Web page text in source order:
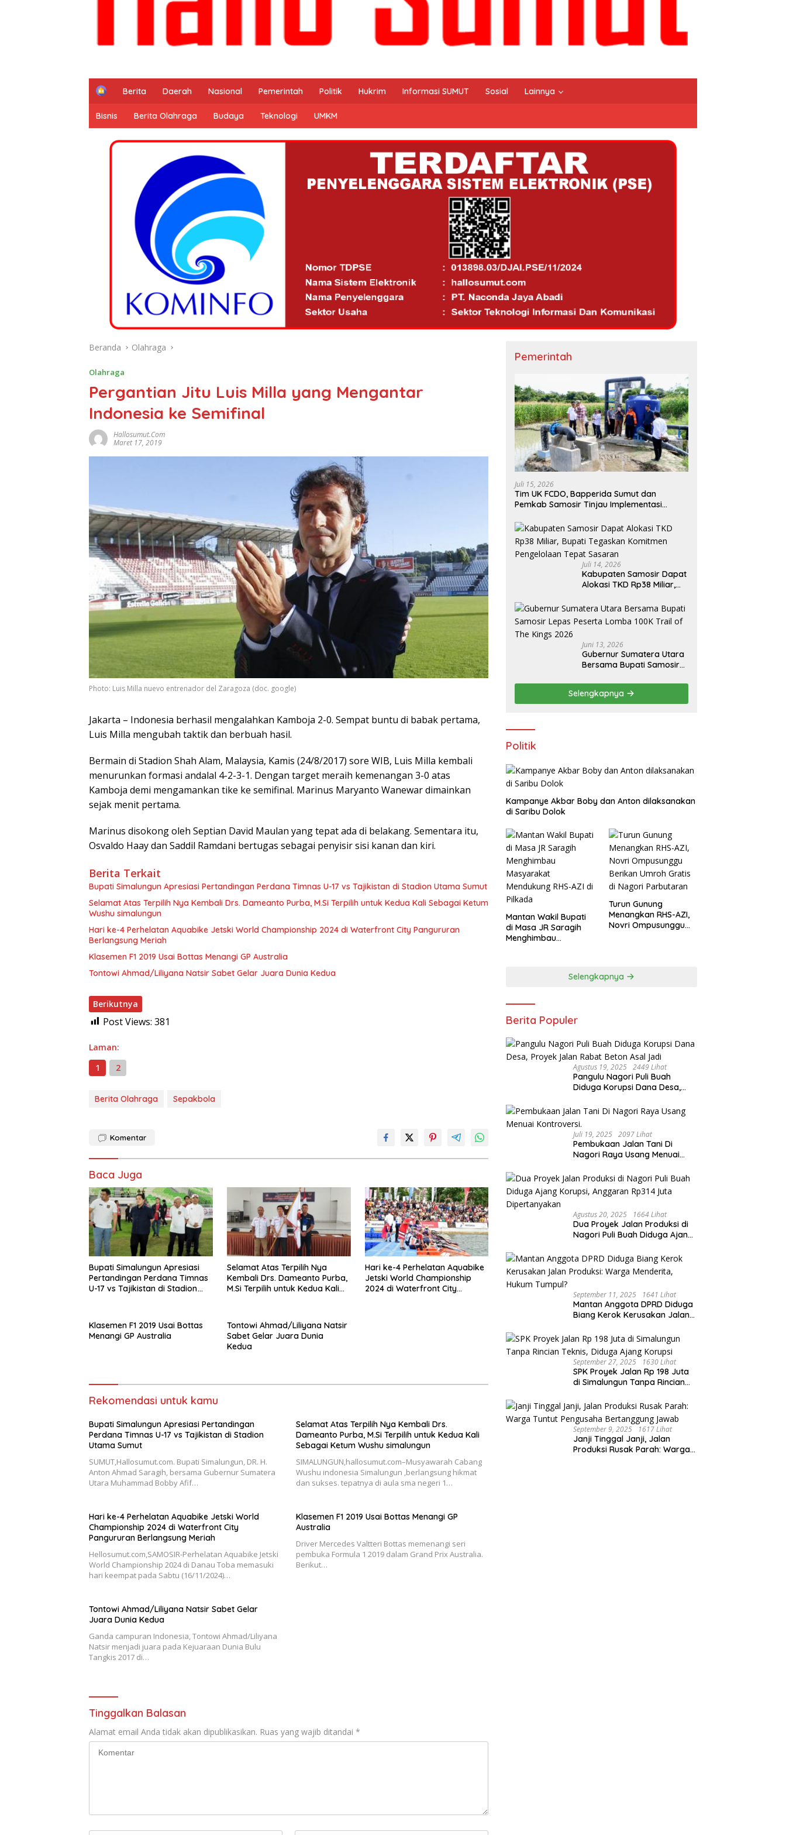
H
m
e
Berita Daerah Nasional Pemerintah Politik Hukrim Informasi SUMUT Sosial Lainnya
Bisnis Berita Olahraga Budaya Teknologi UMKM
Beranda Olahraga
Olahraga
Pergantian Jitu Luis Milla yang Mengantar
Indonesia ke Semifinal
Hallosumut.com
Maret 17, 2019
Photo: Luis Milla nuevo entrenador del Zaragoza (doc. google)
Jakarta – Indonesia berhasil mengalahkan Kamboja 2-0. Sempat buntu di babak pertama,
Luis Milla mengubah taktik dan berbuah hasil.
Bermain di Stadion Shah Alam, Malaysia, Kamis (24/8/2017) sore WIB, Luis Milla kembali
menurunkan formasi andalal 4-2-3-1. Dengan target meraih kemenangan 3-0 atas
Kamboja demi mengamankan tike ke semifinal. Marinus Maryanto Wanewar dimainkan
sejak menit pertama.
Marinus disokong oleh Septian David Maulan yang tepat ada di belakang. Sementara itu,
Osvaldo Haay dan Saddil Ramdani bertugas sebagai penyisir sisi kanan dan kiri.
Berita Terkait
Bupati Simalungun Apresiasi Pertandingan Perdana Timnas U-17 vs Tajikistan di Stadion Utama Sumut
Selamat Atas Terpilih Nya Kembali Drs. Dameanto Purba, M.Si Terpilih untuk Kedua Kali Sebagai Ketum
Wushu simalungun
Hari ke-4 Perhelatan Aquabike Jetski World Championship 2024 di Waterfront City Pangururan
Berlangsung Meriah
Klasemen F1 2019 Usai Bottas Menangi GP Australia
Tontowi Ahmad/Liliyana Natsir Sabet Gelar Juara Dunia Kedua
Berikutnya
Post Views: 381
Laman:
1
2
Berita Olahraga Sepakbola
Komentar
Baca Juga
Bupati Simalungun Apresiasi
Pertandingan Perdana Timnas
U-17 vs Tajikistan di Stadion
Selamat Atas Terpilih Nya
Kembali Drs. Dameanto Purba,
M.Si Terpilih untuk Kedua Kali
Hari ke-4 Perhelatan Aquabike
Jetski World Championship
2024 di Waterfront City
Klasemen F1 2019 Usai Bottas
Menangi GP Australia
Tontowi Ahmad/Liliyana Natsir
Sabet Gelar Juara Dunia
Kedua
Rekomendasi untuk kamu
Bupati Simalungun Apresiasi Pertandingan
Perdana Timnas U-17 vs Tajikistan di Stadion
Utama Sumut
SUMUT,Hallosumut.com. Bupati Simalungun, DR. H.
Anton Ahmad Saragih, bersama Gubernur Sumatera
Utara Muhammad Bobby Afif…
Selamat Atas Terpilih Nya Kembali Drs.
Dameanto Purba, M.Si Terpilih untuk Kedua Kali
Sebagai Ketum Wushu simalungun
SIMALUNGUN,hallosumut.com–Musyawarah Cabang
Wushu indonesia Simalungun ,berlangsung hikmat
dan sukses. tepatnya di aula sma negeri 1…
Hari ke-4 Perhelatan Aquabike Jetski World
Championship 2024 di Waterfront City
Pangururan Berlangsung Meriah
Hellosumut.com,SAMOSIR-Perhelatan Aquabike Jetski
World Championship 2024 di Danau Toba memasuki
hari keempat pada Sabtu (16/11/2024)…
Klasemen F1 2019 Usai Bottas Menangi GP
Australia
Driver Mercedes Valtteri Bottas memenangi seri
pembuka Formula 1 2019 dalam Grand Prix Australia.
Berikut…
Tontowi Ahmad/Liliyana Natsir Sabet Gelar
Juara Dunia Kedua
Ganda campuran Indonesia, Tontowi Ahmad/Liliyana
Natsir menjadi juara pada Kejuaraan Dunia Bulu
Tangkis 2017 di…
Tinggalkan Balasan
Alamat email Anda tidak akan dipublikasikan. Ruas yang wajib ditandai *
Pemerintah
Juli 15, 2026
Tim UK FCDO, Bapperida Sumut dan
Pemkab Samosir Tinjau Implementasi
Samosir
Juli 14, 2026
Kabupaten Samosir Dapat
Alokasi TKD Rp38 Miliar,
Komitmen Pengelolaan
Tepat Sasaran
Juni 13, 2026
Gubernur Sumatera Utara
Bersama Bupati Samosir
100K Trail of The Kings
2026
Selengkapnya
Politik
Kampanye Akbar Boby dan Anton dilaksanakan
di Saribu Dolok
Mantan Wakil Bupati
di Masa JR Saragih
Menghimbau
Turun Gunung
Menangkan RHS-AZI,
Novri Ompusunggu
Selengkapnya
Berita Populer
Agustus 19, 2025 2449 Lihat
Pangulu Nagori Puli Buah
Diduga Korupsi Dana Desa,
Jadi
Juli 19, 2025 2097 Lihat
Pembukaan Jalan Tani Di
Nagori Raya Usang Menuai
Agustus 20, 2025 1664 Lihat
Dua Proyek Jalan Produksi di
Nagori Puli Buah Diduga Ajang
Dipertanyakan
September 11, 2025 1641 Lihat
Mantan Anggota DPRD Diduga
Biang Kerok Kerusakan Jalan
Hukum Tumpul?
September 27, 2025 1630 Lihat
SPK Proyek Jalan Rp 198 Juta
di Simalungun Tanpa Rincian
September 9, 2025 1617 Lihat
Janji Tinggal Janji, Jalan
Produksi Rusak Parah: Warga